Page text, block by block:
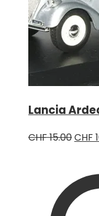
Lancia
CHF15.00
CHF
CHF